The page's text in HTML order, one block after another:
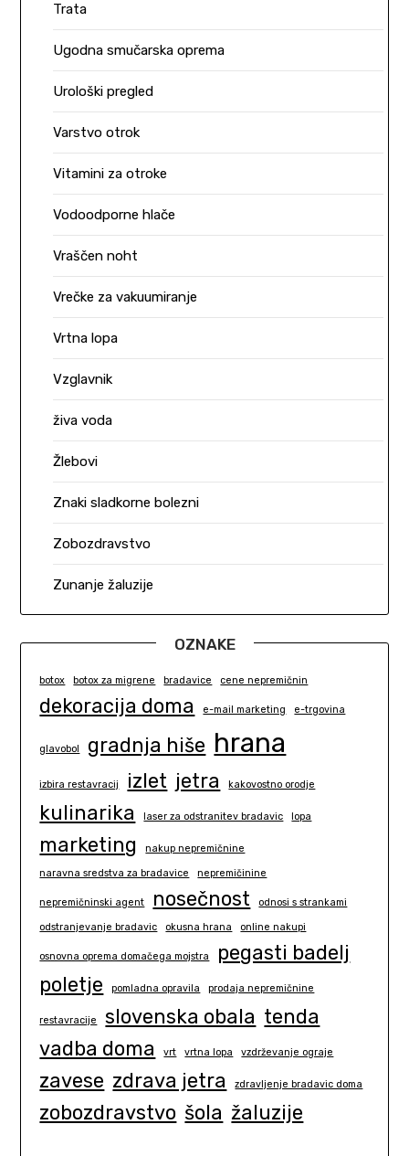
Trata
Ugodna smučarska oprema
Urološki pregled
Varstvo otrok
Vitamini za otroke
Vodoodporne hlače
Vraščen noht
Vrečke za vakuumiranje
Vrtna lopa
Vzglavnik
živa voda
Žlebovi
Znaki sladkorne bolezni
Zobozdravstvo
Zunanje žaluzije
OZNAKE
botox botox za migrene bradavice cene nepremičnin
dekoracija doma e-mail marketing e-trgovina
glavobol gradnja hiše hrana
izbira restavracij izlet jetra kakovostno orodje
kulinarika laser za odstranitev bradavic lopa
marketing nakup nepremičnine
naravna sredstva za bradavice nepremičinine
nepremičninski agent nosečnost odnosi s strankami
odstranjevanje bradavic okusna hrana online nakupi
osnovna oprema domačega mojstra
pegasti badelj
poletje
pomladna opravila prodaja nepremičnine
restavracije slovenska obala tenda
vadba doma
vrt vrtna lopa vzdrževanje ograje
zavese zdrava jetra zdravljenje bradavic doma
zobozdravstvo šola žaluzije